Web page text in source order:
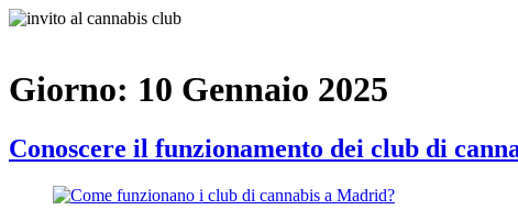
Giorno: 10 Gennaio 2025
Conoscere il funzionamento dei club di